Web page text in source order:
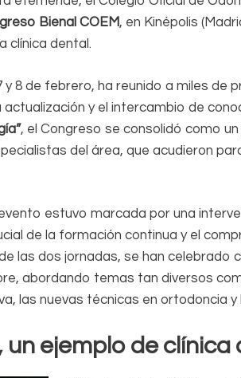
Bienal COEM, en Kinépolis
clínica dental.
y 8 de febrero, ha reunido a miles de
y el intercambio de
, el Congreso se consolidó como
del área, que acudieron
estuvo marcada por una
de la formación continua y el
las dos jornadas, se han celebrado
abordando temas tan diversos
las nuevas técnicas en ortodoncia
un ejemplo de